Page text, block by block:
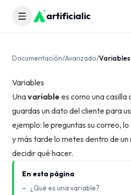
Menú artificialic
Documentación/Avanzado/Variables
Variables
Unavariable es como una casilla
guardas un dato del cliente para
ejemplo: le preguntas su correo,
y más tarde lo metes dentro de un
decidir qué hacer.
En esta página
¿Qué es una variable?